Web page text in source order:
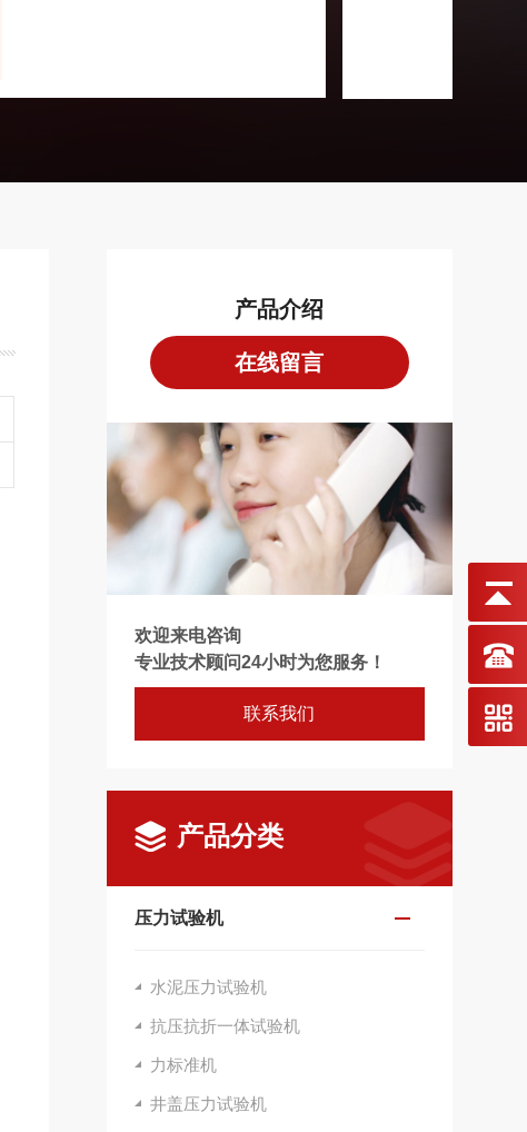
产品介绍
在线留言
欢迎来电咨询
专业技术顾问24小时为您服务！
联系我们
产品分类
压力试验机
水泥压力试验机
抗压抗折一体试验机
力标准机
井盖压力试验机